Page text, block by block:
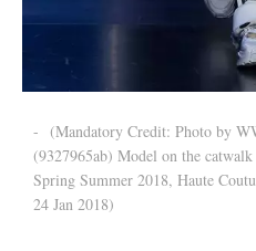
- (Mandatory Credit: Photo by
(9327965ab) Model on the
Spring Summer 2018, Haute
24 Jan 2018)